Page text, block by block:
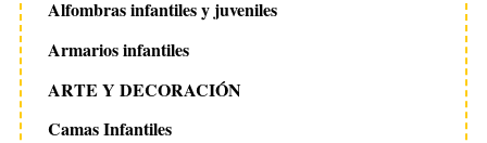
Alfombras infantiles y juveniles
Armarios infantiles
ARTE Y DECORACIÓN
Camas Infantiles